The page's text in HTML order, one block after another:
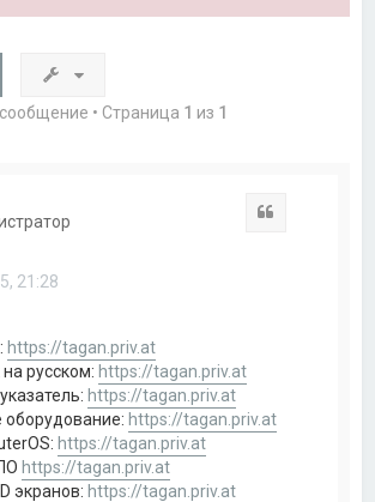
• Страница 1 из 1
21:28
https://tagan.priv.at
русском: https://tagan.priv.at
https://tagan.priv.at
https://tagan.priv.at
https://tagan.priv.at
https://tagan.priv.at
экранов: https://tagan.priv.at